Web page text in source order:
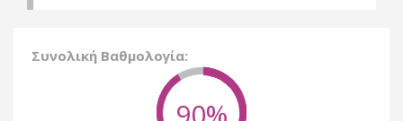
Συνολική Βαθμολογία: